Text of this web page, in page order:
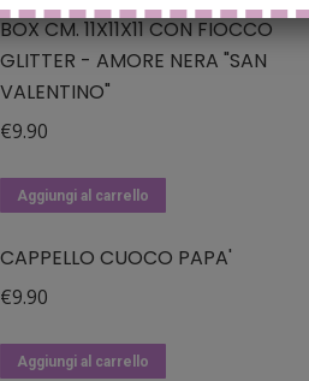
BOX CM. 11X11X11 CON FIOCCO
GLITTER - AMORE NERA "SAN
VALENTINO"
€9.90
Aggiungi al carrello
CAPPELLO CUOCO PAPA'
€9.90
Aggiungi al carrello